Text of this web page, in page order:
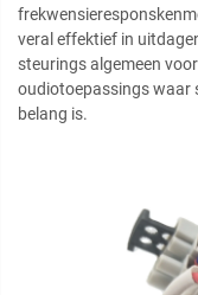
veral effektief in
steurings algemeen
oudiotoepassings waar
belang is.